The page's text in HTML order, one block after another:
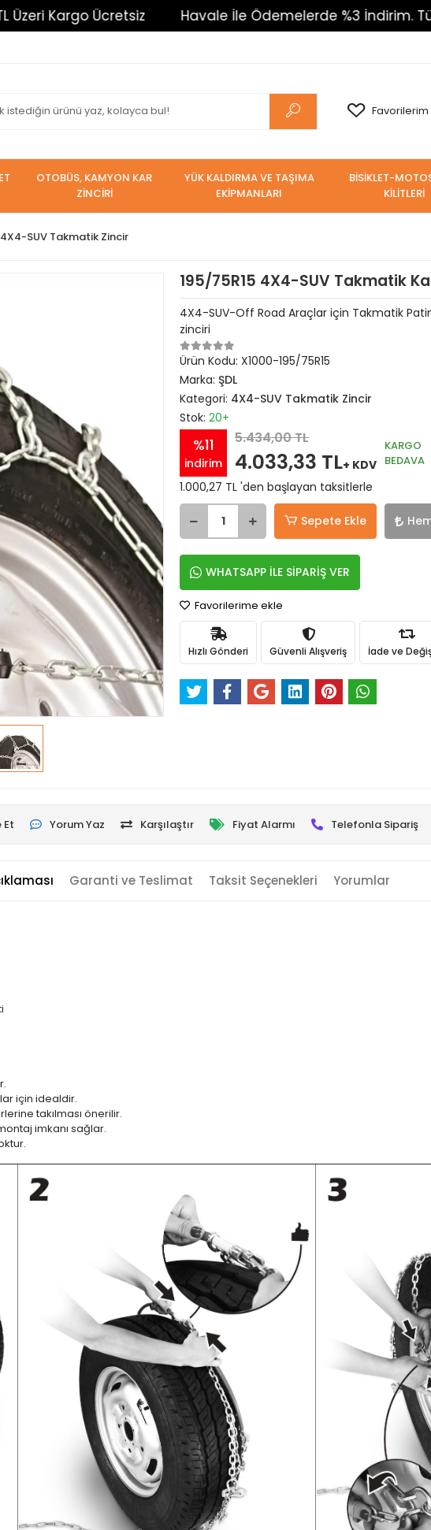
Ücretsiz Havale İle Ödemelerde %3 İndirim. Tüm
Favorilerim
OTOBÜS, KAMYON KAR
ZİNCİRİ
YÜK KALDIRMA VE TAŞIMA
EKİPMANLARI
BİSİKLET-
KİLİTLERİ
4X4-SUV Takmatik Zincir
195/75R15 4X4-SUV Takmatik
4X4-SUV-Off Road Araçlar için Takmatik
zinciri
Ürün Kodu: X1000-195/75R15
Marka: ŞDL
Kategori: 4X4-SUV Takmatik Zincir
Stok: 20+
%11
indirim
5.434,00 TL
4.033,33 TL+ KDV
KARGO
BEDAVA
1.000,27 TL 'den başlayan taksitlerle
Sepete Ekle
WHATSAPP İLE SİPARİŞ VER
Favorilerime ekle
Hızlı Gönderi Güvenli Alışveriş İade ve
Et Yorum Yaz Karşılaştır Fiyat Alarmı Telefonla Sipariş
Garanti ve Teslimat Taksit Seçenekleri Yorumlar
için idealdir.
takılması önerilir.
imkanı sağlar.